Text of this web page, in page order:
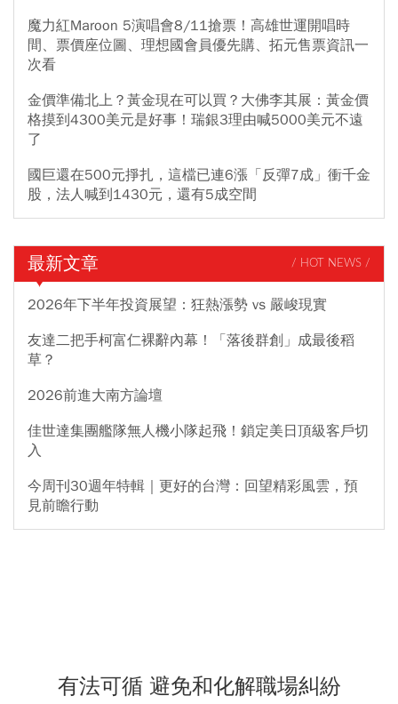
魔力紅Maroon 5演唱會8/11搶票！高雄世運開唱時
間、票價座位圖、理想國會員優先購、拓元售票資訊一
次看
金價準備北上？黃金現在可以買？大佛李其展：黃金價
格摸到4300美元是好事！瑞銀3理由喊5000美元不遠
了
國巨還在500元掙扎，這檔已連6漲「反彈7成」衝千金
股，法人喊到1430元，還有5成空間
最新文章 / HOT NEWS /
2026年下半年投資展望：狂熱漲勢 vs 嚴峻現實
友達二把手柯富仁裸辭內幕！「落後群創」成最後稻
草？
2026前進大南方論壇
佳世達集團艦隊無人機小隊起飛！鎖定美日頂級客戶切
入
今周刊30週年特輯｜更好的台灣：回望精彩風雲，預
見前瞻行動
有法可循 避免和化解職場糾紛